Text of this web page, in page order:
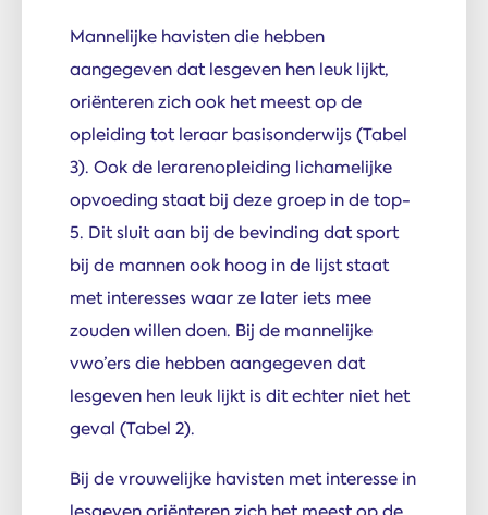
Mannelijke havisten die hebben
aangegeven dat lesgeven hen leuk lijkt,
oriënteren zich ook het meest op de
opleiding tot leraar basisonderwijs (Tabel
3). Ook de lerarenopleiding lichamelijke
opvoeding staat bij deze groep in de top-
5. Dit sluit aan bij de bevinding dat sport
bij de mannen ook hoog in de lijst staat
met interesses waar ze later iets mee
zouden willen doen. Bij de mannelijke
vwo’ers die hebben aangegeven dat
lesgeven hen leuk lijkt is dit echter niet het
geval (Tabel 2).
Bij de vrouwelijke havisten met interesse in